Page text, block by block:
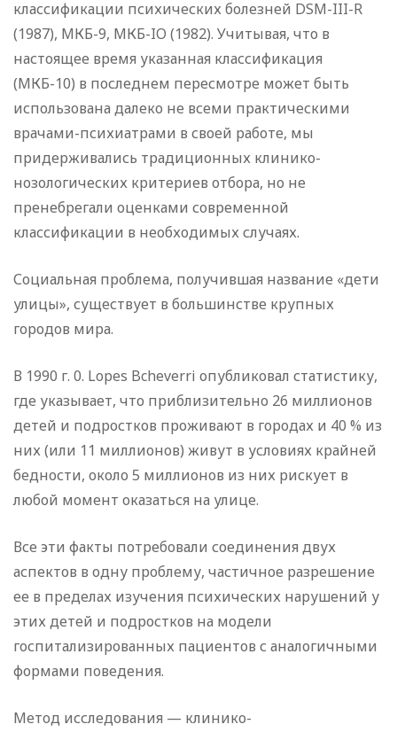
классификации психических болезней DSM-III-R
(1987), МКБ-9, МКБ-IO (1982). Учитывая, что в
настоящее время указанная классификация
(МКБ-10) в последнем пересмотре может быть
использована далеко не всеми практическими
врачами-психиатрами в своей работе, мы
придерживались традиционных клинико-
нозологических критериев отбора, но не
пренебрегали оценками современной
классификации в необходимых случаях.
Социальная проблема, получившая название «дети
улицы», существует в большинстве крупных
городов мира.
В 1990 г. 0. Lopes Bcheverri опубликовал статистику,
где указывает, что приблизительно 26 миллионов
детей и подростков проживают в городах и 40 % из
них (или 11 миллионов) живут в условиях крайней
бедности, около 5 миллионов из них рискует в
любой момент оказаться на улице.
Все эти факты потребовали соединения двух
аспектов в одну проблему, частичное разрешение
ее в пределах изучения психических нарушений у
этих детей и подростков на модели
госпитализированных пациентов с аналогичными
формами поведения.
Метод исследования — клинико-